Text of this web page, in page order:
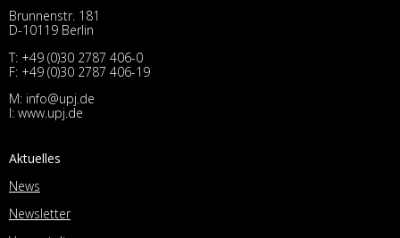
Brunnenstr. 181
D-10119 Berlin
T: +49 (0)30 2787 406-0
F: +49 (0)30 2787 406-19
M: info@upj.de
I: www.upj.de
Aktuelles
News
Newsletter